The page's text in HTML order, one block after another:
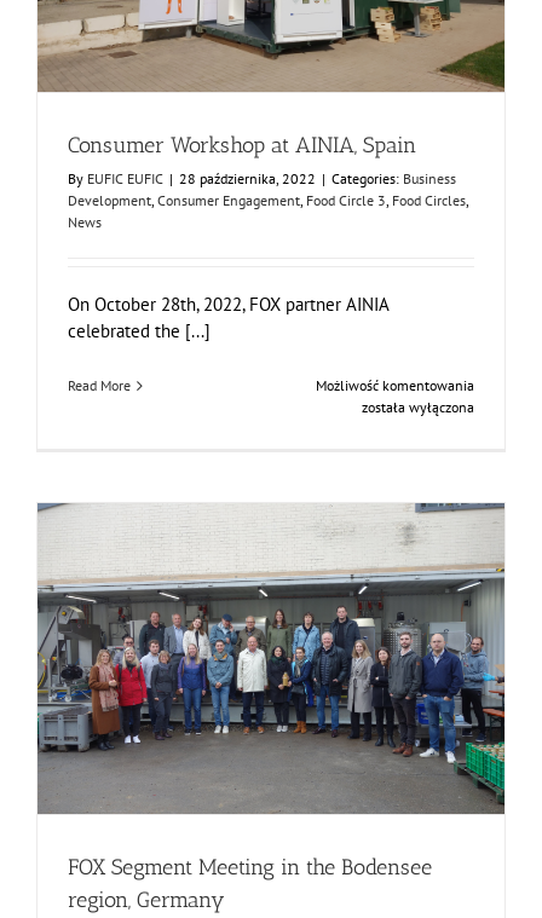
Consumer Workshop at AINIA, Spain
By EUFIC EUFIC | 28 października, 2022 | Categories: Business
Development, Consumer Engagement, Food Circle 3, Food Circles,
News
On October 28th, 2022, FOX partner AINIA
celebrated the [...]
Read More Możliwość komentowania
została wyłączona
FOX Segment Meeting in the Bodensee region, Germany
Business Development Consumer Engagement Food Circle 1
Food Circle 2 Food Circle 3 Food Circle 4 Food Circles News
FOX Segment Meeting in the Bodensee
region, Germany